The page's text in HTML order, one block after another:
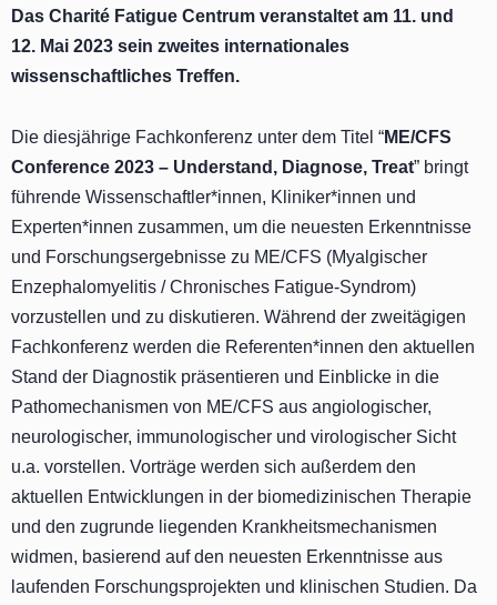
Das Charité Fatigue Centrum veranstaltet am 11. und
12. Mai 2023 sein zweites internationales
wissenschaftliches Treffen.
Die diesjährige Fachkonferenz unter dem Titel “ME/CFS
Conference 2023 – Understand, Diagnose, Treat” bringt
führende Wissenschaftler*innen, Kliniker*innen und
Experten*innen zusammen, um die neuesten Erkenntnisse
und Forschungsergebnisse zu ME/CFS (Myalgischer
Enzephalomyelitis / Chronisches Fatigue-Syndrom)
vorzustellen und zu diskutieren. Während der zweitägigen
Fachkonferenz werden die Referenten*innen den aktuellen
Stand der Diagnostik präsentieren und Einblicke in die
Pathomechanismen von ME/CFS aus angiologischer,
neurologischer, immunologischer und virologischer Sicht
u.a. vorstellen. Vorträge werden sich außerdem den
aktuellen Entwicklungen in der biomedizinischen Therapie
und den zugrunde liegenden Krankheitsmechanismen
widmen, basierend auf den neuesten Erkenntnisse aus
laufenden Forschungsprojekten und klinischen Studien. Da